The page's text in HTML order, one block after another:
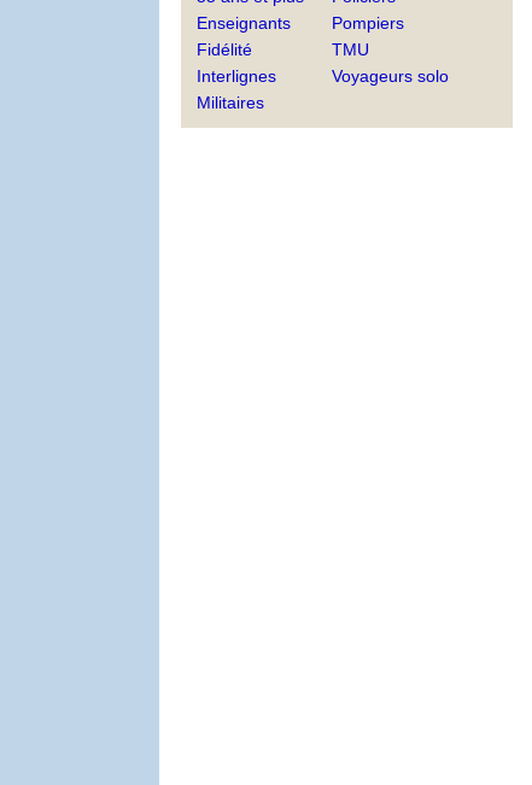
Enseignants
Fidélité
Interlignes
Militaires
Pompiers
TMU
Voyageurs solo